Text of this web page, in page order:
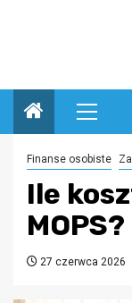
Menu
Finanse osobiste
Ile
MOPS?
27 czerwca 2026